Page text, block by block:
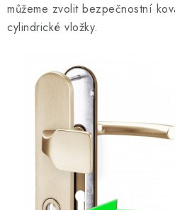
můžeme zvolit bezpečnostní
cylindrické vložky.